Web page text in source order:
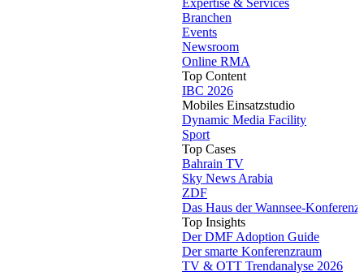
Branchen
Events
Newsroom
Online RMA
Top Content
IBC 2026
Mobiles Einsatzstudio
Dynamic Media Facility
Sport
Top Cases
Bahrain TV
Sky News Arabia
ZDF
Das Haus der Wannsee-Konferenz
Top Insights
Der DMF Adoption Guide
Der smarte Konferenzraum
TV & OTT Trendanalyse 2026